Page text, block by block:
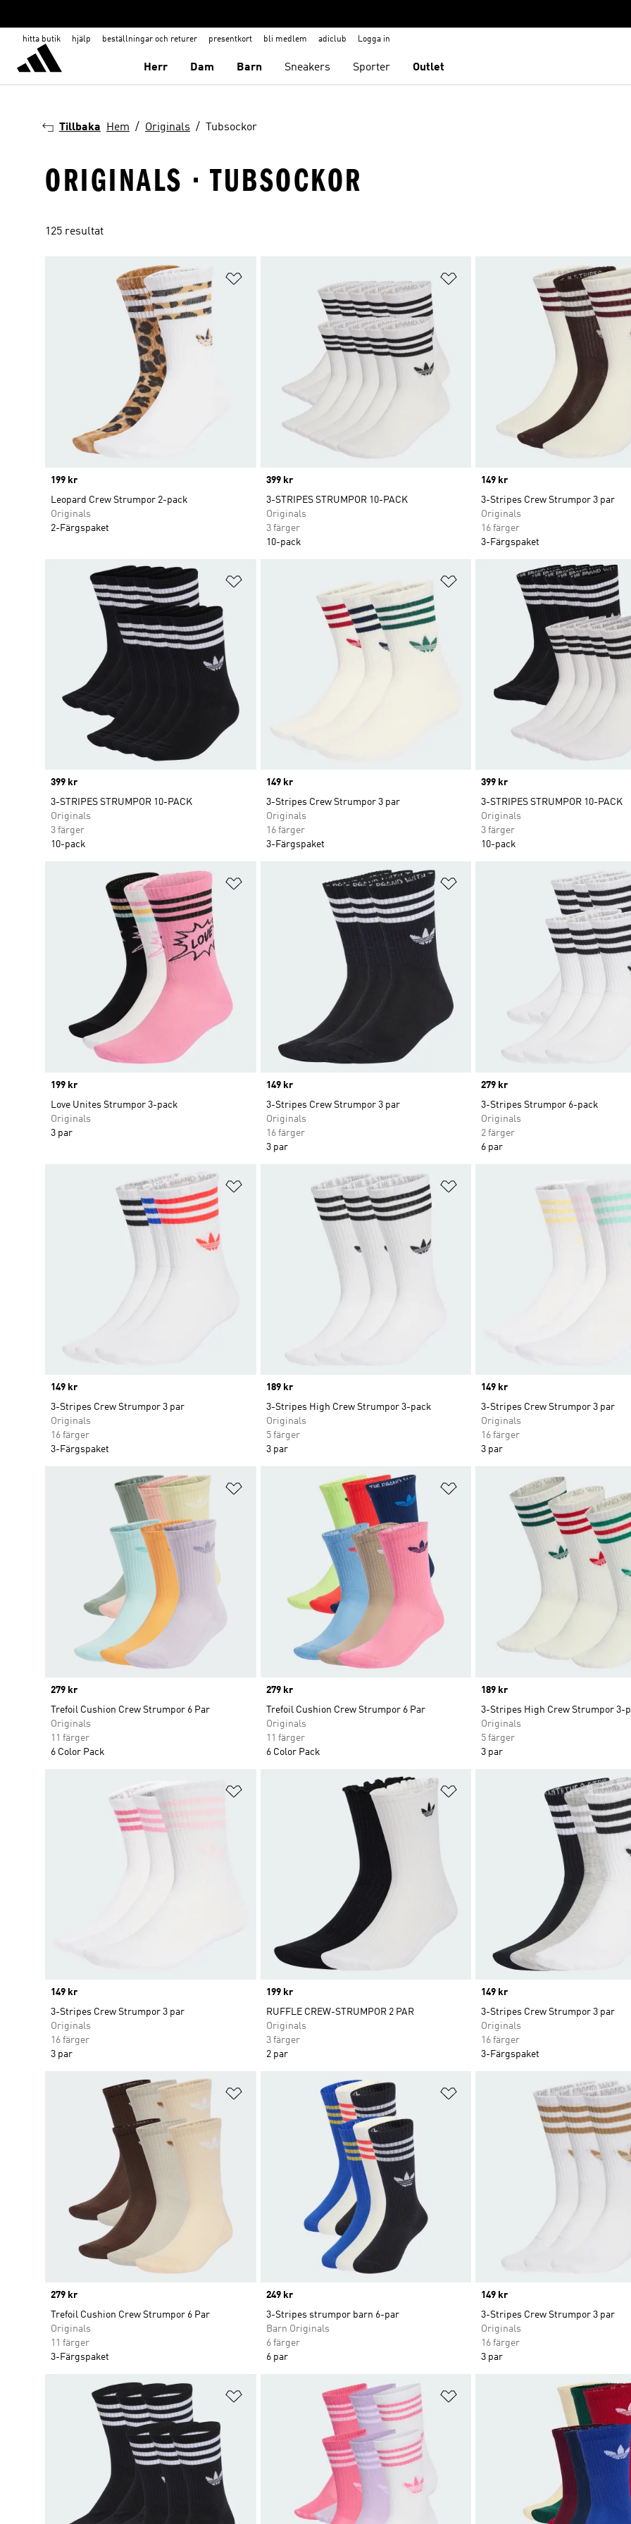
hitta butik hjälp beställningar och returer presentkort bli medlem adiclub Logga in
Herr Dam Barn Sneakers Sporter Outlet
Tillbaka Hem Originals Tubsockor
ORIGINALS · TUBSOCKOR
125 resultat
Price
199 kr
Leopard Crew Strumpor 2-pack
Originals
2-Färgspaket
Lägg till på önskelistan
Price
399 kr
3-STRIPES STRUMPOR 10-PACK
Originals
3 färger
10-pack
Price
149 kr
3-Stripes Crew Strumpor 3 par
Originals
16 färger
3-Färgspaket
Price
399 kr
3-STRIPES STRUMPOR 10-PACK
Originals
3 färger
10-pack
Lägg till på önskelistan
Price
149 kr
3-Stripes Crew Strumpor 3 par
Originals
16 färger
3-Färgspaket
Price
399 kr
3-STRIPES STRUMPOR 10-PACK
Originals
3 färger
10-pack
Lägg till på önskelistan
Price
199 kr
Love Unites Strumpor 3-pack
Originals
3 par
Lägg till på önskelistan
Price
149 kr
3-Stripes Crew Strumpor 3 par
Originals
16 färger
3 par
Price
279 kr
3-Stripes Strumpor 6-pack
Originals
2 färger
6 par
Lägg till på önskelistan
Price
149 kr
3-Stripes Crew Strumpor 3 par
Originals
16 färger
3-Färgspaket
Lägg till på önskelistan
Price
189 kr
3-Stripes High Crew Strumpor 3-pack
Originals
5 färger
3 par
Price
149 kr
3-Stripes Crew Strumpor 3 par
Originals
16 färger
3 par
Lägg till på önskelistan
Price
279 kr
Trefoil Cushion Crew Strumpor 6 Par
Originals
11 färger
6 Color Pack
Lägg till på önskelistan
Price
279 kr
Trefoil Cushion Crew Strumpor 6 Par
Originals
11 färger
6 Color Pack
Price
189 kr
3-Stripes High Crew Strumpor 3-
Originals
5 färger
3 par
Lägg till på önskelistan
Price
149 kr
3-Stripes Crew Strumpor 3 par
Originals
16 färger
3 par
Lägg till på önskelistan
Price
199 kr
RUFFLE CREW-STRUMPOR 2 PAR
Originals
3 färger
2 par
Price
149 kr
3-Stripes Crew Strumpor 3 par
Originals
16 färger
3-Färgspaket
Lägg till på önskelistan
Price
279 kr
Trefoil Cushion Crew Strumpor 6 Par
Originals
11 färger
3-Färgspaket
Lägg till på önskelistan
Price
249 kr
3-Stripes strumpor barn 6-par
Barn Originals
6 färger
6 par
Price
149 kr
3-Stripes Crew Strumpor 3 par
Originals
16 färger
3 par
Lägg till på önskelistan Lägg till på önskelistan